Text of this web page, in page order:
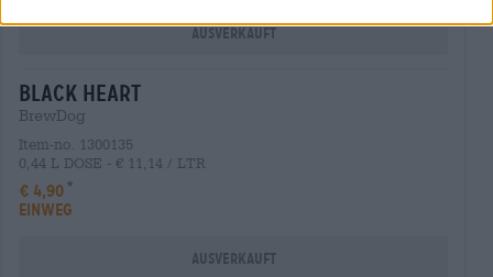
Ausverkauft
black heart
BrewDog
Item-no. 1300135
0,44 L DOSE - € 11,14 / LTR
€ 4,90
EINWEG
Ausverkauft